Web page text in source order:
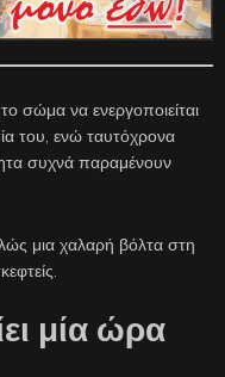
σώμα να ενεργοποιείται
του, ενώ ταυτόχρονα
συχνά παραμένουν
μια χαλαρή βόλτα στη
μία ώρα